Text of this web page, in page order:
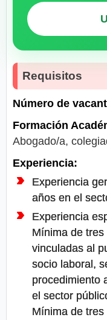
Requisitos
Número de
Formación
Abogado/a,
Experiencia:
Experiencia
años en el
Experiencia
Mínima de
vinculadas al
socio laboral,
procedimiento
el sector
Mínima de